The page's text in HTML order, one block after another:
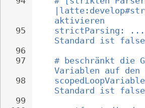
95
96
97
98
99
aktivieren
strictParsing:
Standard ist false
# beschränkt die
Variablen auf den
Standard ist false